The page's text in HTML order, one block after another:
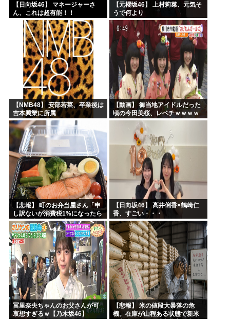
【日向坂46】 マネージャーさ
ん、これは超有能！！
【元櫻坂46】 上村莉菜、元気そ
うで何より
【NMB48】 安部若菜、卒業後は
吉本興業に所属
【動画】 御当地アイドルだった
頃の今田美桜、レベチｗｗｗｗ
ｗｗｗｗｗｗｗｗｗｗｗｗｗｗ
【悲報】 町のお弁当屋さん「申
し訳ないが消費税1%になったら
その分商品代を値上げするわ」
【日向坂46】 高井俐香×鶴崎仁
香、すごい・・・
冨里奈央ちゃんのお父さんが可
哀想すぎるｗ【乃木坂46】
【悲報】 米の値段大暴落の危
機。在庫が山程ある状態で新米